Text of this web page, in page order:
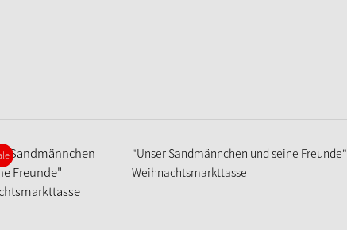
"Unser Sandmännchen und seine Freunde"
Weihnachtsmarkttasse